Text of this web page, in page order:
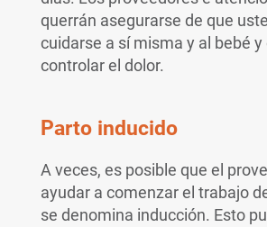
querrán asegurarse de que
cuidarse a sí misma y al bebé y
controlar el dolor.
Parto inducido
A veces, es posible que el
ayudar a comenzar el trabajo
se denomina inducción. Esto